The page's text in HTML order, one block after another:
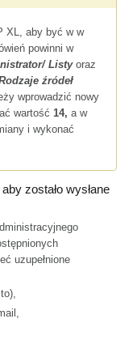
XL, aby być w w
powinni w
Listyoraz
źródeł
wprowadzić nowy
wartość 14, a w
i wykonać
zostało wysłane
uzupełnione